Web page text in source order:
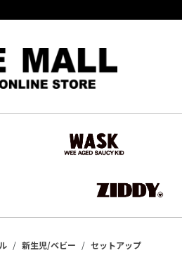
新生児/ベビー セットアップ